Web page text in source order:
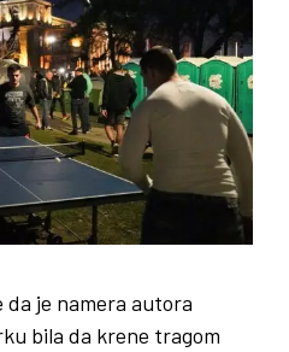
da je namera autora
bila da krene tragom